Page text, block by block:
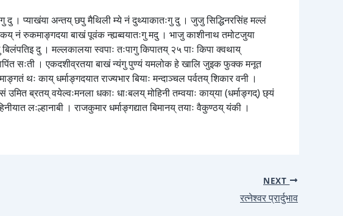
दु । प्याखंया अन्तय् छपु मैथिली म्ये नं दुथ्याकातःगु दु । जुजु सिद्धिनरसिंह मल्लं
नं रुकमाङ्गदया बाखं पूवंक न्ह्यब्वयातःगु मदु । भाजु काशीनाथ तमोटजुया
दु । मल्लकालया स्वपाः तःपागु किपातय् २५ पाः किपा क्वथाय्
सःती । एकदशीव्रतया बाखं न्यंगु पुण्यं यमलोक हे खालि जुइक फुक्क मनूत
थः काय् धर्माङ्गदयात राज्यभार बियाः मन्दाञ्चल पर्वतय् शिकार वनी ।
ब्रतय् वयेल्वःमनला धकाः धाःबलय् मोहिनी तम्वयाः काय्‌या (धर्माङ्गद्) छ्यं
लःल्हानाबी । राजकुमार धर्माङ्गद्यात बिमानय् तयाः वैकुण्ठय् यंकी ।
NEXT
रत्नेश्वर प्रार्दुभाव